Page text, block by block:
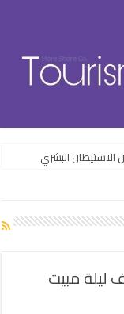
البشري
الحوز يسجل 446 ألف ليلة مبيت